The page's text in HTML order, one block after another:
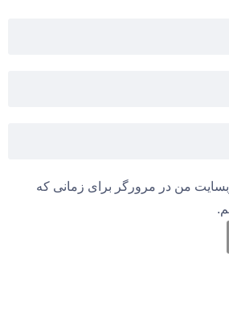
من در مرورگر برای زمانی که